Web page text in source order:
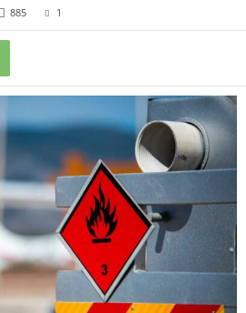
885 1